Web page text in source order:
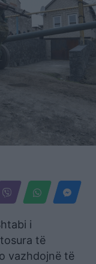
i
të
vazhdojnë të